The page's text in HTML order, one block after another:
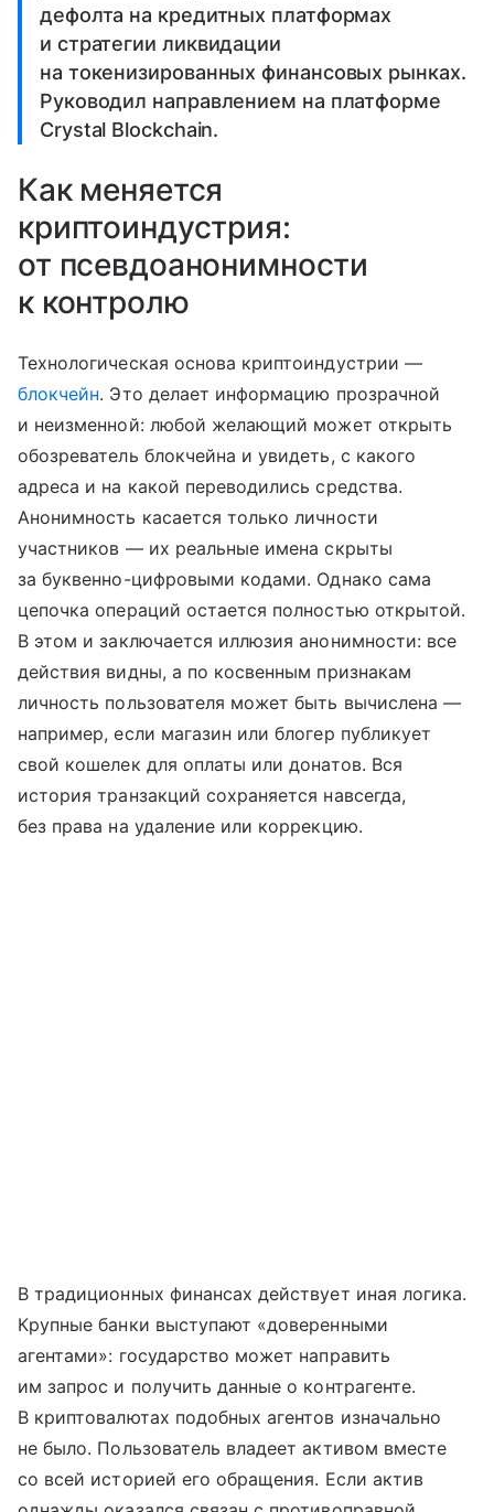
дефолта на кредитных платформах
и стратегии ликвидации
на токенизированных финансовых рынках.
Руководил направлением на платформе
Crystal Blockchain.
Как меняется
криптоиндустрия:
от псевдоанонимности
к контролю
Технологическая основа криптоиндустрии —
блокчейн. Это делает информацию прозрачной
и неизменной: любой желающий может открыть
обозреватель блокчейна и увидеть, с какого
адреса и на какой переводились средства.
Анонимность касается только личности
участников — их реальные имена скрыты
за буквенно-цифровыми кодами. Однако сама
цепочка операций остается полностью открытой.
В этом и заключается иллюзия анонимности: все
действия видны, а по косвенным признакам
личность пользователя может быть вычислена —
например, если магазин или блогер публикует
свой кошелек для оплаты или донатов. Вся
история транзакций сохраняется навсегда,
без права на удаление или коррекцию.
В традиционных финансах действует иная логика.
Крупные банки выступают «доверенными
агентами»: государство может направить
им запрос и получить данные о контрагенте.
В криптовалютах подобных агентов изначально
не было. Пользователь владеет активом вместе
со всей историей его обращения. Если актив